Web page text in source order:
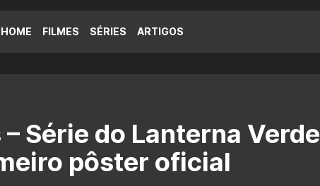
HOME FILMES SÉRIES ARTIGOS
Série do Lanterna Verde
pôster oficial